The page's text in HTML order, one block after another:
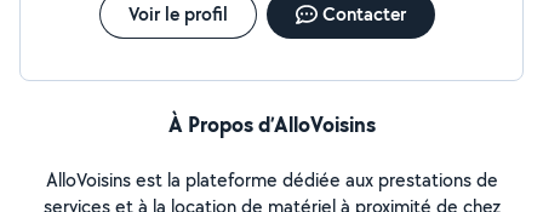
Voir le profil Contacter
À Propos d’AlloVoisins
AlloVoisins est la plateforme dédiée aux prestations de
services et à la location de matériel à proximité de chez